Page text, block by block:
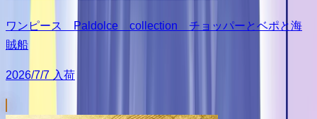
ワンピース Paldolce collection チョッパーとベポと海
賊船
2026/7/7 入荷